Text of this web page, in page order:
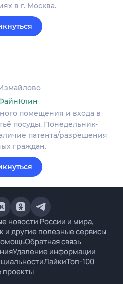
в г. Москва.
помещения и входа в
посуды. Понедельник-
патента/разрешения
граждан.
новости России и мира,
и другие полезные сервисы
Обратная связь
Удаление информации
ЛайкиТоп-100
проекты